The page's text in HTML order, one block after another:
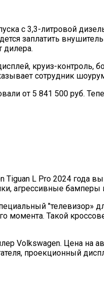
с 3,3-литровой
заплатить
дилера.
круиз-контроль,
сотрудник
от 5 841 500 руб.
L Pro 2024 года
агрессивные
"телевизор»
момента. Такой
Volkswagen. Цена на
проекционный